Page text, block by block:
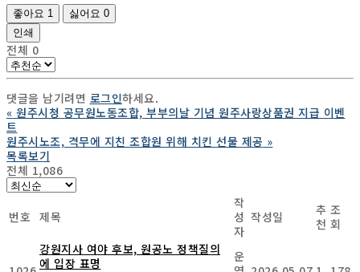
좋아요 1 싫어요 0
인쇄
전체 0
댓글을 남기려면 로그인하세요.
« 원주시청 공무원노동조합, 부부의날 기념 원주사랑상품권 지급 이벤
트
원주시노조, 격무에 지친 조합원 위해 치킨 선물 제공 »
목록보기
전체 1,086
번호 제목
작
성
자
작성일
추
천
조
회
강원지사 여야 후보, 원공노 정책질의
에 입장 표명
운